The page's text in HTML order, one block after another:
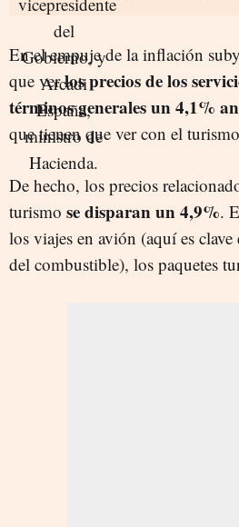
En el empuje de la inflación
que verlos precios de los
términos generales un 4,1%
que tienen que ver con el
De hecho, los precios
turismo se disparan un 4,9%.
los viajes en avión (aquí es
del combustible), los paquetes